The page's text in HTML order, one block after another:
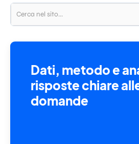
Dati, metodo e
risposte chiare
domande